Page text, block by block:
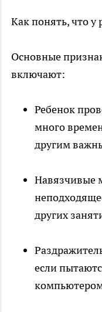
Как понять, что у
Основные
включают:
Ребенок
много
другим
Навязчивые
других
если